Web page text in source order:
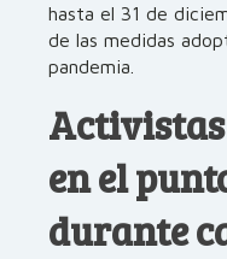
hasta el 31 de
de las medidas
pandemia.
en el
durante